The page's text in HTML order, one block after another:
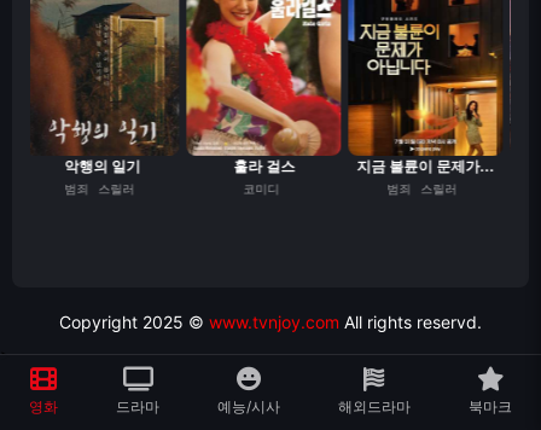
악행의 일기
범죄 스릴러
훌라 걸스
코미디
지금 불륜이 문제가...
범죄 스릴러
Copyright 2025 © www.tvnjoy.com All rights reservd.
영화 드라마 예능/시사 해외드라마 북마크
>